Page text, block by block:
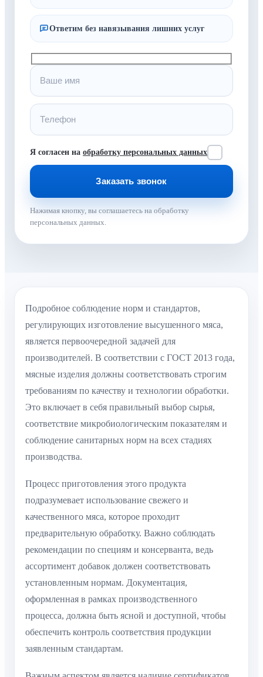
Ответим без навязывания лишних услуг
Я согласен на обработку персональных данных
Нажимая кнопку, вы соглашаетесь на обработку
персональных данных.
Подробное соблюдение норм и стандартов,
регулирующих изготовление высушенного мяса,
является первоочередной задачей для
производителей. В соответствии с ГОСТ 2013 года,
мясные изделия должны соответствовать строгим
требованиям по качеству и технологии обработки.
Это включает в себя правильный выбор сырья,
соответствие микробиологическим показателям и
соблюдение санитарных норм на всех стадиях
производства.
Процесс приготовления этого продукта
подразумевает использование свежего и
качественного мяса, которое проходит
предварительную обработку. Важно соблюдать
рекомендации по специям и консерванта, ведь
ассортимент добавок должен соответствовать
установленным нормам. Документация,
оформленная в рамках производственного
процесса, должна быть ясной и доступной, чтобы
обеспечить контроль соответствия продукции
заявленным стандартам.